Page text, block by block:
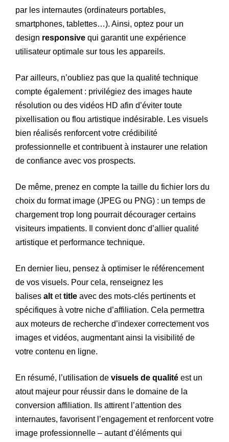
par les internautes (ordinateurs portables,
smartphones, tablettes…). Ainsi, optez pour un
design responsive qui garantit une expérience
utilisateur optimale sur tous les appareils.
Par ailleurs, n’oubliez pas que la qualité technique
compte également : privilégiez des images haute
résolution ou des vidéos HD afin d’éviter toute
pixellisation ou flou artistique indésirable. Les visuels
bien réalisés renforcent votre crédibilité
professionnelle et contribuent à instaurer une relation
de confiance avec vos prospects.
De même, prenez en compte la taille du fichier lors du
choix du format image (JPEG ou PNG) : un temps de
chargement trop long pourrait décourager certains
visiteurs impatients. Il convient donc d’allier qualité
artistique et performance technique.
En dernier lieu, pensez à optimiser le référencement
de vos visuels. Pour cela, renseignez les
balises alt ettitle avec des mots-clés pertinents et
spécifiques à votre niche d’affiliation. Cela permettra
aux moteurs de recherche d’indexer correctement vos
images et vidéos, augmentant ainsi la visibilité de
votre contenu en ligne.
En résumé, l’utilisation de visuels de qualité est un
atout majeur pour réussir dans le domaine de la
conversion affiliation. Ils attirent l’attention des
internautes, favorisent l’engagement et renforcent votre
image professionnelle – autant d’éléments qui